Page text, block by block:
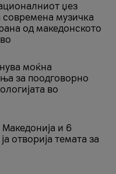
џез
современа музичка
од македонското
моќна
за поодговорно
во
Македонија и 6
отворија темата за